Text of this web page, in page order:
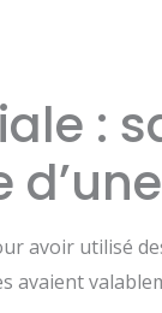
:
avoir utilisé
avaient